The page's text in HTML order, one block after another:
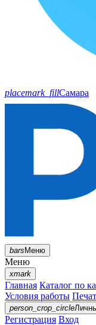
placemark_fillСамара
barsМеню
Меню
xmark
Главная Каталог по
Условия работы
person_crop_circle
Регистрация Вход